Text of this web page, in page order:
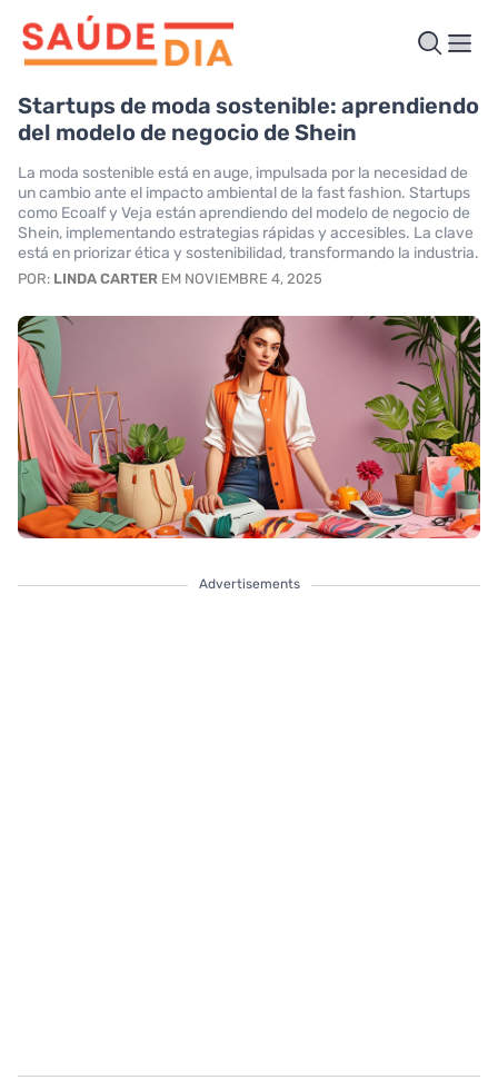
Startups de moda sostenible: aprendiendo
del modelo de negocio de Shein
La moda sostenible está en auge, impulsada por la necesidad de
un cambio ante el impacto ambiental de la fast fashion. Startups
como Ecoalf y Veja están aprendiendo del modelo de negocio de
Shein, implementando estrategias rápidas y accesibles. La clave
está en priorizar ética y sostenibilidad, transformando la industria.
POR: LINDA CARTER EM NOVIEMBRE 4, 2025
Advertisements